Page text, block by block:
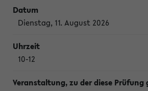
Dienstag, 11. August 2026
10-12